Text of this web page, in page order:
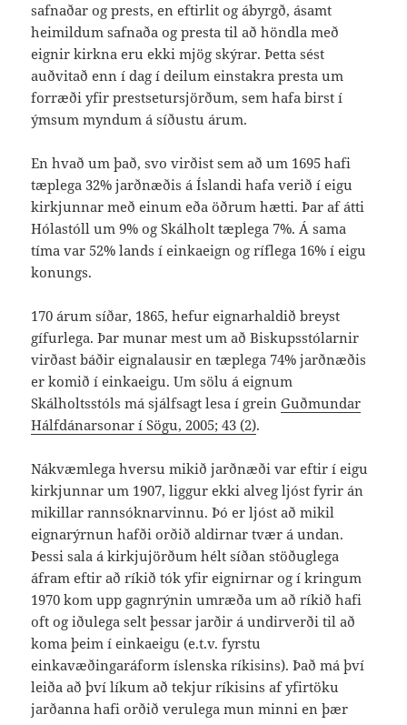
safnaðar og prests, en eftirlit og ábyrgð, ásamt
heimildum safnaða og presta til að höndla með
eignir kirkna eru ekki mjög skýrar. Þetta sést
auðvitað enn í dag í deilum einstakra presta um
forræði yfir prestsetursjörðum, sem hafa birst í
ýmsum myndum á síðustu árum.
En hvað um það, svo virðist sem að um 1695 hafi
tæplega 32% jarðnæðis á Íslandi hafa verið í eigu
kirkjunnar með einum eða öðrum hætti. Þar af átti
Hólastóll um 9% og Skálholt tæplega 7%. Á sama
tíma var 52% lands í einkaeign og ríflega 16% í eigu
konungs.
170 árum síðar, 1865, hefur eignarhaldið breyst
gífurlega. Þar munar mest um að Biskupsstólarnir
virðast báðir eignalausir en tæplega 74% jarðnæðis
er komið í einkaeigu. Um sölu á eignum
Skálholtsstóls má sjálfsagt lesa í greinGuðmundar
Hálfdánarsonar í Sögu, 2005; 43 (2).
Nákvæmlega hversu mikið jarðnæði var eftir í eigu
kirkjunnar um 1907, liggur ekki alveg ljóst fyrir án
mikillar rannsóknarvinnu. Þó er ljóst að mikil
eignarýrnun hafði orðið aldirnar tvær á undan.
Þessi sala á kirkjujörðum hélt síðan stöðuglega
áfram eftir að ríkið tók yfir eignirnar og í kringum
1970 kom upp gagnrýnin umræða um að ríkið hafi
oft og iðulega selt þessar jarðir á undirverði til að
koma þeim í einkaeigu (e.t.v. fyrstu
einkavæðingaráform íslenska ríkisins). Það má því
leiða að því líkum að tekjur ríkisins af yfirtöku
jarðanna hafi orðið verulega mun minni en þær